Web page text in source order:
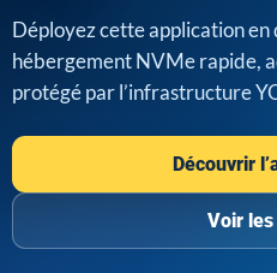
Déployez cette application en
hébergement NVMe rapide,
protégé par l’infrastructure
Découvrir
Voir